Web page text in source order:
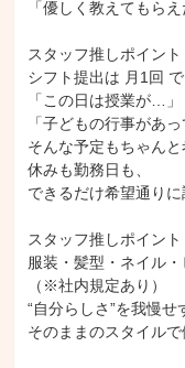
「優しく教えてもら
スタッフ推しポイン
シフト提出は 月1回
「この日は授業が…」
「子どもの行事があ
そんな予定もちゃん
休みも勤務日も、
できるだけ希望通りに
スタッフ推しポイン
服装・髪型・ネイル・
（※社内規定あり）
“自分らしさ”を我慢せ
そのままのスタイル